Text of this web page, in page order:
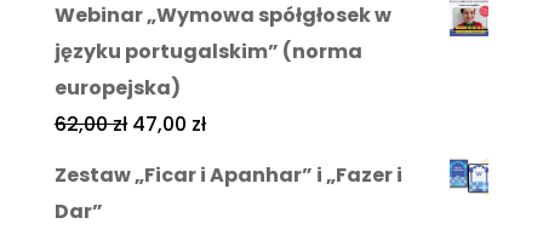
Webinar „Wymowa spółgłosek w
języku portugalskim” (norma
europejska)
62,00zł 47,00 zł
Zestaw „Ficar i Apanhar” i „Fazer i
Dar”